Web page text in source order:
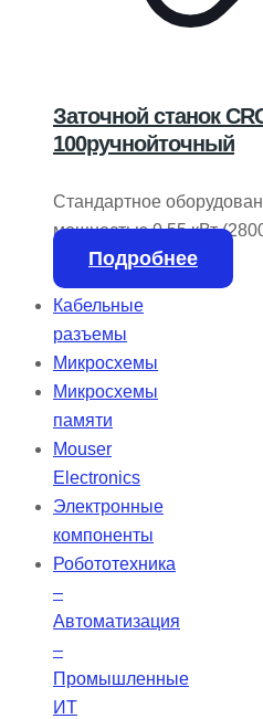
Заточной станок
100ручнойточный
Стандартное
мощностью 0,55 кВт
шлифовальный круг 180
правящий инструмент с
наконечником, стол с
шарикоподшипниковыми
направляющими для
перемещения,
(наклоняемый с обеих
направляющие
вкл. ходовой винт и
установочное
в исходном отверстии,
устройство с прижимной
Дополнительное
шлифовальный […]
Подробнее
Кабельные
разъемы
Микросхемы
Микросхемы
памяти
Mouser
Electronics
Электронные
компоненты
Робототехника
–
Автоматизация
–
Промышленные
ИТ